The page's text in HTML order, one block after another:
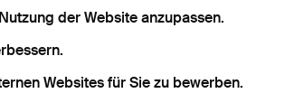
der Website anzupassen.
Websites für Sie zu bewerben.